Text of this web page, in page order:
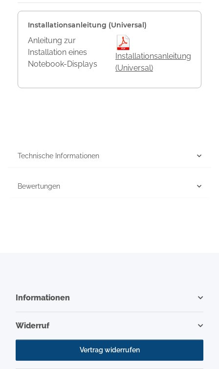
Installationsanleitung (Universal)
Anleitung zur
Installation eines
Notebook-Displays
Installationsanleitung
(Universal)
Technische Informationen
Bewertungen
Informationen
Widerruf
Vertrag widerrufen